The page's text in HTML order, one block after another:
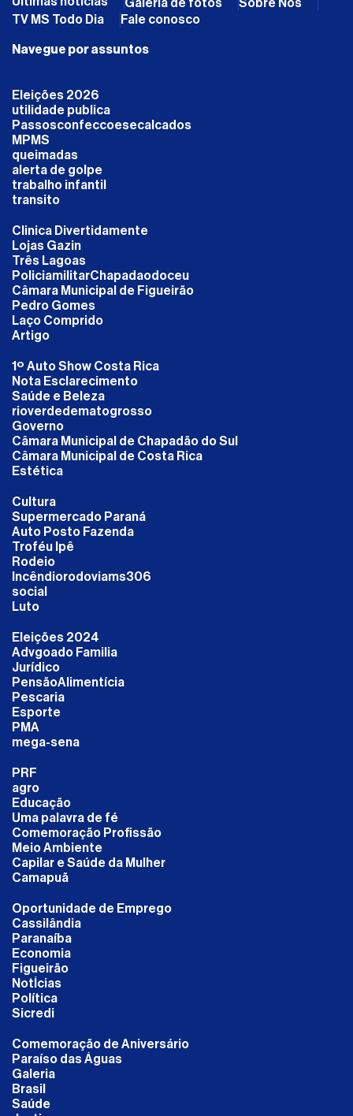
Galeria de fotos
Sobre Nós
TV MS Todo Dia
Fale conosco
Navegue por assuntos
Eleições 2026
utilidade publica
Passosconfeccoesecalcados
MPMS
queimadas
alerta de golpe
trabalho infantil
transito
Clinica Divertidamente
Lojas Gazin
Três Lagoas
PoliciamilitarChapadaodoceu
Câmara Municipal de Figueirão
Pedro Gomes
Laço Comprido
Artigo
1º Auto Show Costa Rica
Nota Esclarecimento
Saúde e Beleza
rioverdedematogrosso
Governo
Câmara Municipal de Chapadão do Sul
Câmara Municipal de Costa Rica
Estética
Cultura
Supermercado Paraná
Auto Posto Fazenda
Troféu Ipê
Rodeio
Incêndiorodoviams306
social
Luto
Eleições 2024
Advgoado Familia
Jurídico
PensãoAlimentícia
Pescaria
Esporte
PMA
mega-sena
PRF
agro
Educação
Uma palavra de fé
Comemoração Profissão
Meio Ambiente
Capilar e Saúde da Mulher
Camapuã
Oportunidade de Emprego
Cassilândia
Paranaíba
Economia
Figueirão
NotÍcias
Política
Sicredi
Comemoração de Aniversário
Paraíso das Águas
Galeria
Brasil
Saúde